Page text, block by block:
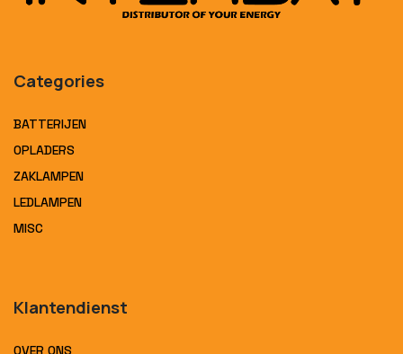
Categories
BATTERIJEN
OPLADERS
ZAKLAMPEN
LEDLAMPEN
MISC
Klantendienst
OVER ONS